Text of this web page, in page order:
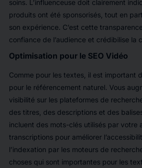
soins. L’influenceuse doit clairement
produits ont été sponsorisés, tout en
son expérience. C’est cette
confiance de l’audience et crédibilise la
Optimisation pour le SEO Vidéo
Comme pour les textes, il est important
pour le référencement naturel. Vous
visibilité sur les plateformes de
des titres, des descriptions et des
incluent des mots-clés utilisés par votre
transcriptions pour améliorer
l’indexation par les moteurs de
choses qui sont importantes pour les